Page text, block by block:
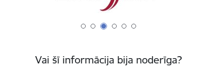
Vai šī informācija bija noderīga?